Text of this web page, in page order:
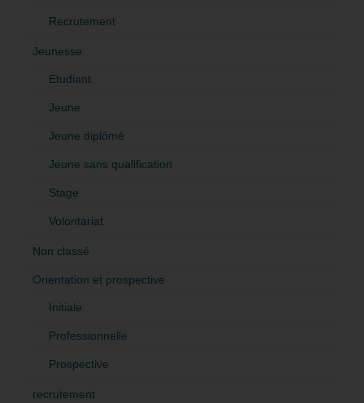
Recrutement
Jeunesse
Etudiant
Jeune
Jeune diplômé
Jeune sans qualification
Stage
Volontariat
Non classé
Orientation et prospective
Initiale
Professionnelle
Prospective
recrutement